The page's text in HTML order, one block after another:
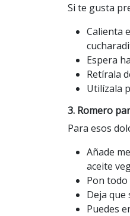
Si te gusta
Calienta
Espera
Retírala
Utilízala
3. Romero
Para esos
Añade
aceite
Pon
Deja que
Puedes